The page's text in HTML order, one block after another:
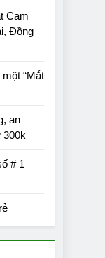
Cam
Đồng
“Mắt
an
300k
# 1